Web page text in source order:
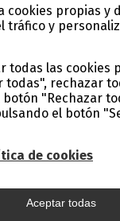
cookies propias y
tráfico y
todas las cookies
todas", rechazar
botón "Rechazar
el botón
de cookies
Aceptar todas
Inspector General
de Aviación Civil y
de Don Eugenio
Cámara de los
en la
Nacional
a cabo sobre el
de los